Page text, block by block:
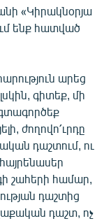
«Կիրակնօրյա
ենք հատված
արեց
գիտեք, մի
ժողովո՛ւրդը
դաշտում, ու
շահերի համար,
դաշտից
դաշտ, ոչ